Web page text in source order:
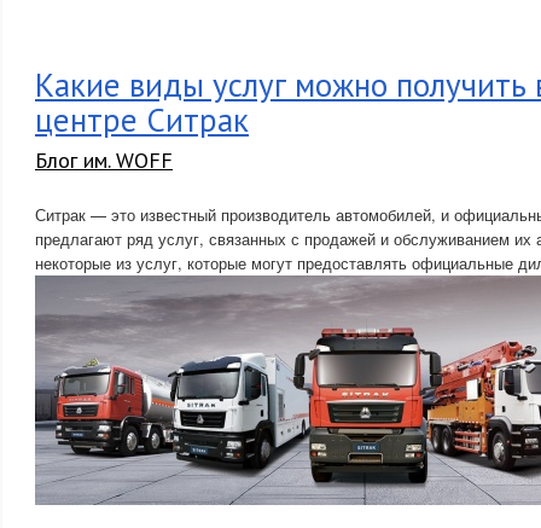
Какие виды услуг можно получить
центре Ситрак
Блог им. WOFF
Ситрак — это известный производитель автомобилей, и
предлагают ряд услуг, связанных с продажей и обслуживанием их
некоторые из услуг, которые могут предоставлять официальные